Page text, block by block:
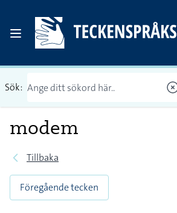
Sök:
modem
Tillbaka
Föregående tecken